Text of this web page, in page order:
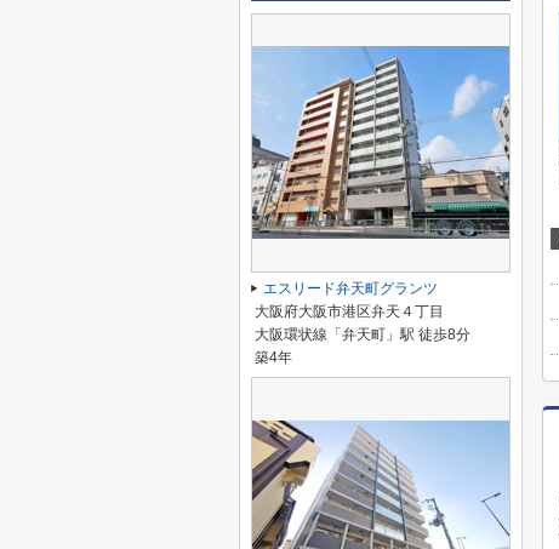
エスリード弁天町グランツ
大阪府大阪市港区弁天４丁目
大阪環状線「弁天町」駅 徒歩8分
築4年